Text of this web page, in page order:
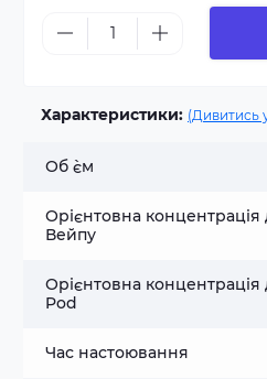
Характеристики: (Дивитись
Об `єм
Орієнтовна концентрація
Вейпу
Орієнтовна концентрація
Pod
Час настоювання